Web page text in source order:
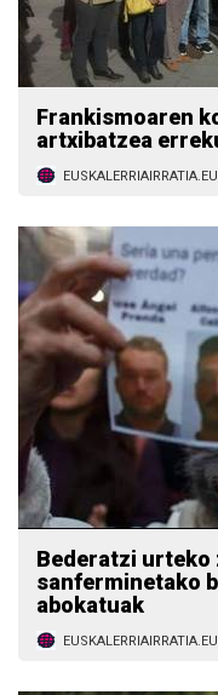
Frankismoaren
artxibatzea
Bederatzi
sanferminetako
abokatuak